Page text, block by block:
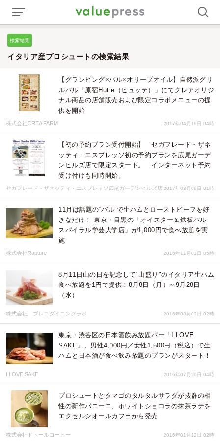
検索結果
イタリア産プロシュートの検索結果
【グランピング×バル×オリーブオイル】自然派グリ
ルバル「原宿Hutte（ヒュッテ）」にてクレアオリジ
ナル商品の店舗販売および限定コラボメニューの提
供を開始
株式会社CREA FARM 2017年04月19日 04時
【初の予約プラン受付開始】 セガフレード・ザネ
ッティ・エスプレッソ初の予約プランを広尾ガーデ
ンヒルズ店で限定スタート。 インターネット予約
受け付けも同時開始。
セガフレード・ザネッティ・エスプレッソ広尾ガーデンヒルズ店 2017年03月09日 01時
11月は話題の“バル”で生ハムとローストビーフを好
きなだけ！ 東京・目黒の「オイスター＆鉄板バル
スパイラル学芸大学店」が1,000円で食べ放題を実
施
株式会社Rapture 2016年11月01日 05時
8月11日山の日を記念して"山盛り"のイタリア生ハム
食べ放題を1円で提供！8月8日（月）～9月28日
（水）
株式会社 プレコダイニングラボ 2016年08月03日 02時
東京・渋谷区の日本酒飲み放題バー「I LOVE
SAKE」、男性4,000円／女性1,500円（税込）で生
ハムと日本酒が食べ飲み放題のプランがスタート！
I LOVE SAKE 2016年07月20日 04時
プロシュートとタマゴのタルタルサラダが抜群の相
性の新作パニーニ、ホワイトショコラの抹茶ラテを
エクセルシオールカフェから発売
株式会社ドトールコーヒー 2016年01月12日 02時